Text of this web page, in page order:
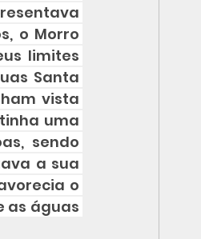
o Morro
limites
Santa
vista
uma
sendo
a sua
o
as águas